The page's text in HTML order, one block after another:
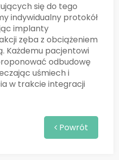
się do tego
indywidualny protokół
implanty
zęba z obciążeniem
Każdemu pacjentowi
odbudowę
uśmiech i
w trakcie integracji
Powrót